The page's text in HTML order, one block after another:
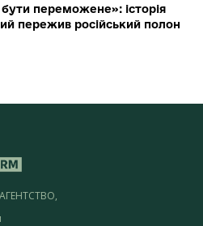
переможене»: історія
пережив російський полон